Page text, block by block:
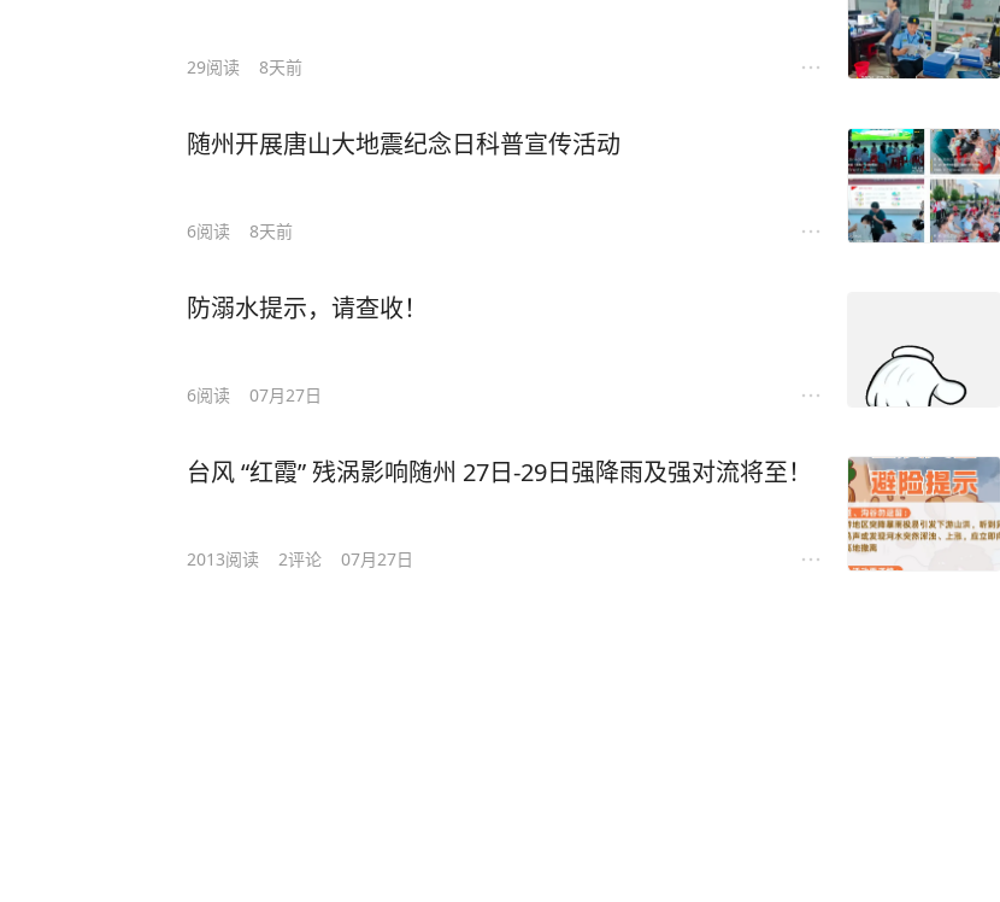
29阅读 8天前
随州开展唐山大地震纪念日科普宣传活动
6阅读 8天前
防溺水提示，请查收！
6阅读 07月27日
台风 “红霞” 残涡影响随州 27日-29日强降雨及强对流将至！
2013阅读 2评论 07月27日